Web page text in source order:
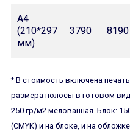
А4
(210*297
мм)
3790 8190
* В стоимость включена
размера полосы в готовом
250 гр/м2 мелованная. Блок:
(CMYK) и на блоке, и на